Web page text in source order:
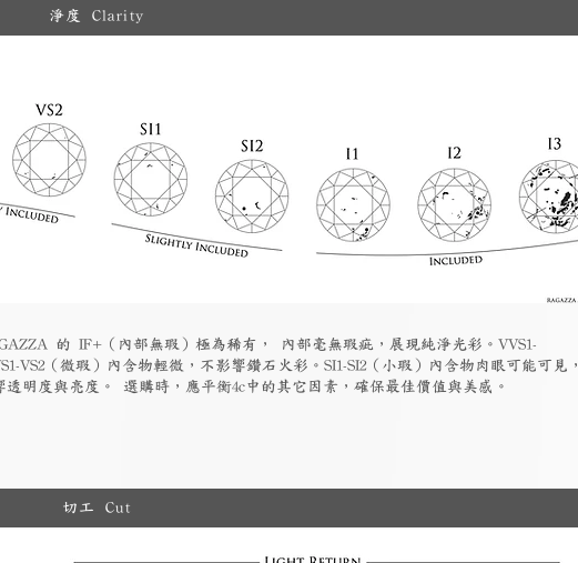
淨度 Clarity
的 IF+（內部無瑕）極為稀有， 內部毫無瑕疵，展現純淨光彩。VVS1-
VS2（微瑕）內含物輕微，不影響鑽石火彩。SI1-SI2（小瑕）內含物肉眼可能可見，
明度與亮度。 選購時，應平衡4c中的其它因素，確保最佳價值與美感。
切工 Cut